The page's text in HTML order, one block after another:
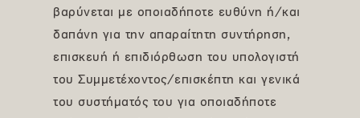
βαρύνεται με οποιαδήποτε ευθύνη ή/και
δαπάνη για την απαραίτητη συντήρηση,
επισκευή ή επιδιόρθωση του υπολογιστή
του Συμμετέχοντος/επισκέπτη και γενικά
του συστήματός του για οποιαδήποτε